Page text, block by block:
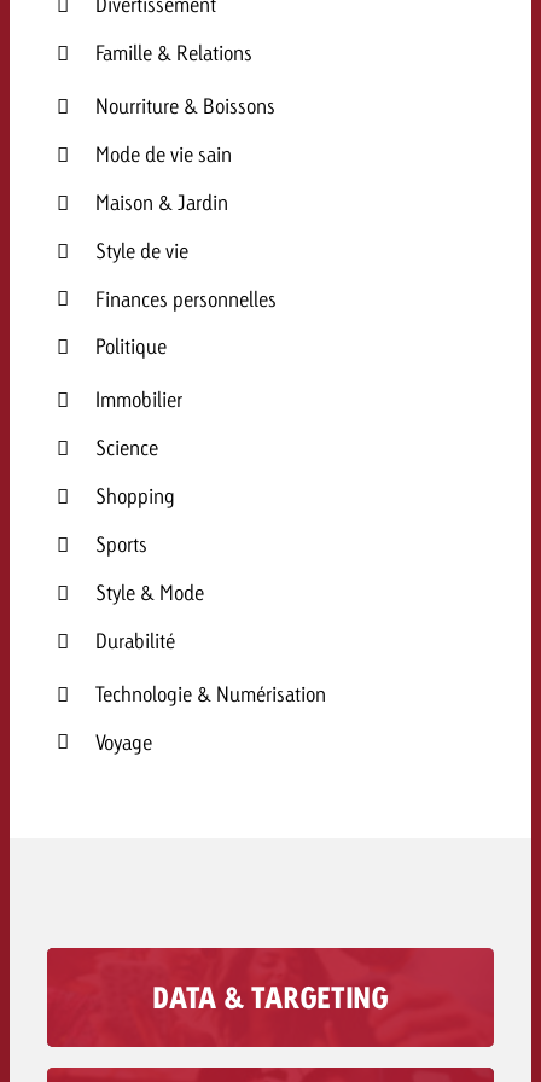
Famille & Relations
Nourriture & Boissons
Mode de vie sain
Maison & Jardin
Style de vie
Finances personnelles
Politique
Immobilier
Science
Shopping
Sports
Style & Mode
Durabilité
Technologie & Numérisation
Voyage
DATA & TARGETING
Imaginez que votre message publicitaire
atteigne avec précision les personnes
auxquelles il est destiné. Avec nos vastes